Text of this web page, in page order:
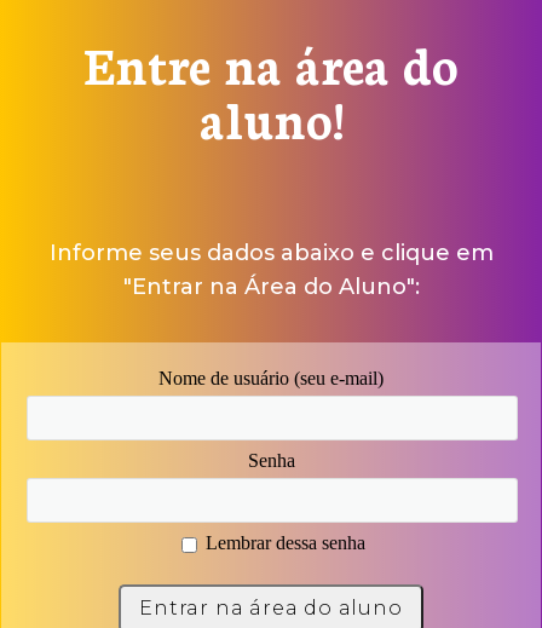
Entre na área do
aluno!
Informe seus dados abaixo e clique em
"Entrar na Área do Aluno":
Nome de usuário (seu e-mail)
Senha
Lembrar dessa senha